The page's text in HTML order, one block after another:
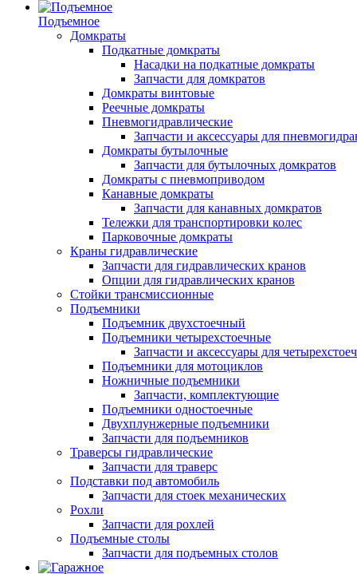
Подъемное
Домкраты
Подкатные домкраты
Насадки на подкатные домкраты
Запчасти для домкратов
Домкраты винтовые
Реечные домкраты
Пневмогидравлические
Запчасти и аксессуары для
Домкраты бутылочные
Запчасти для бутылочных домкратов
Домкраты с пневмоприводом
Канавные домкраты
Запчасти для канавных домкратов
Тележки для транспортировки колес
Парковочные домкраты
Краны гидравлические
Запчасти для гидравлических кранов
Опции для гидравлических кранов
Стойки трансмиссионные
Подъемники
Подъемник двухстоечный
Подъемники четырехстоечные
Запчасти и аксессуары для
Подъемники для мотоциклов
Ножничные подъемники
Запчасти, комплектующие
Подъемники одностоечные
Двухплунжерные подъемники
Запчасти для подъемников
Траверсы гидравлические
Запчасти для траверс
Подставки под автомобиль
Запчасти для стоек механических
Рохли
Запчасти для рохлей
Подъемные столы
Запчасти для подъемных столов